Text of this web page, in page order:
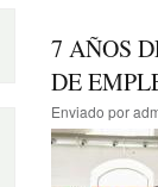
7 AÑOS
DE
Enviado por